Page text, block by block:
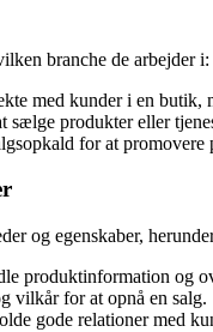
branche de arbejder i:
med kunder i en butik,
sælge produkter eller
for at
og egenskaber,
produktinformation og
vilkår for at opnå en salg.
gode relationer med